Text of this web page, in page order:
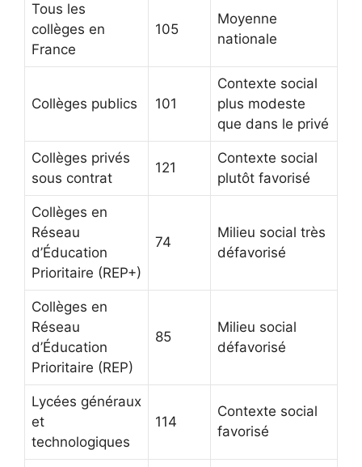
Tous les
collèges en
France
105
Moyenne
nationale
Collèges publics 101
Contexte social
plus modeste
que dans le privé
Collèges privés
sous contrat
121
Contexte social
plutôt favorisé
Collèges en
Réseau
d’Éducation
Prioritaire (REP+)
74
Milieu social très
défavorisé
Collèges en
Réseau
d’Éducation
Prioritaire (REP)
85
Milieu social
défavorisé
Lycées généraux
et
technologiques
114
Contexte social
favorisé